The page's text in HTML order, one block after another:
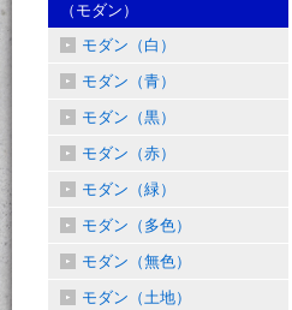
（モダン）
モダン（白）
モダン（青）
モダン（黒）
モダン（赤）
モダン（緑）
モダン（多色）
モダン（無色）
モダン（土地）